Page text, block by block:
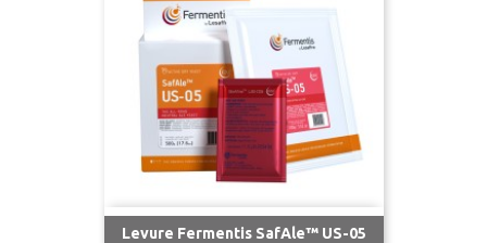
Levure Fermentis SafAle™ US-05